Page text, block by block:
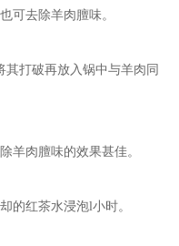
可去除羊肉膻味。
打破再放入锅中与羊肉同
羊肉膻味的效果甚佳。
的红茶水浸泡l小时。